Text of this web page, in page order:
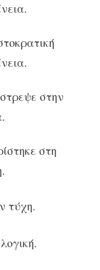
στην
στη
τύχη.